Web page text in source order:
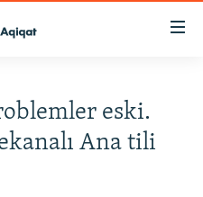
eski.
Ana tili